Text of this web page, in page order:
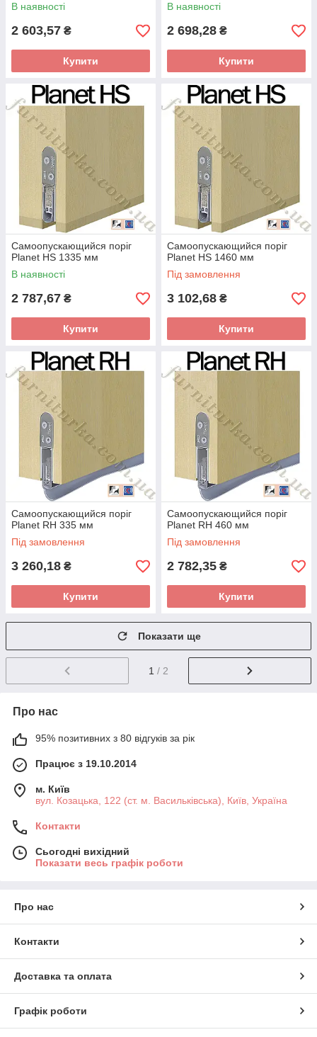
В наявності
2 603,57 ₴
Купити
В наявності
2 698,28 ₴
Купити
Самоопускающийся поріг
Planet HS 1335 мм
В наявності
2 787,67 ₴
Купити
Самоопускающийся поріг
Planet HS 1460 мм
Під замовлення
3 102,68 ₴
Купити
Самоопускающийся поріг
Planet RH 335 мм
Під замовлення
3 260,18 ₴
Купити
Самоопускающийся поріг
Planet RH 460 мм
Під замовлення
2 782,35 ₴
Купити
Показати ще
1 / 2
Про нас
95% позитивних з 80 відгуків за рік
Працює з 19.10.2014
м. Київ
вул. Козацька, 122 (ст. м. Васильківська), Київ, Україна
Контакти
Сьогодні вихідний
Показати весь графік роботи
Про нас
Контакти
Доставка та оплата
Графік роботи